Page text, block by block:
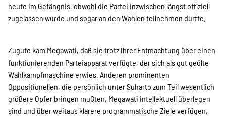
heute im Gefängnis, obwohl die Partei inzwischen längst offiziell
zugelassen wurde und sogar an den Wahlen teilnehmen durfte.
Zugute kam Megawati, daß sie trotz ihrer Entmachtung über einen
funktionierenden Parteiapparat verfügte, der sich als gut geölte
Wahlkampfmaschine erwies. Anderen prominenten
Oppositionellen, die persönlich unter Suharto zum Teil wesentlich
größere Opfer bringen mußten, Megawati intellektuell überlegen
sind und über weitaus klarere programmatische Ziele verfügen,